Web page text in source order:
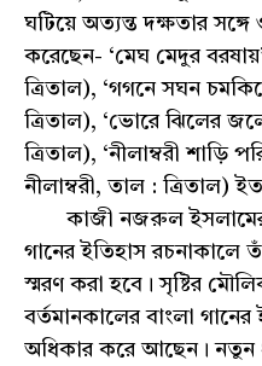
ঘটিয়ে অত্যন্ত দক্ষতার
করেছেন- ‘মেঘ মেদুর
ত্রিতাল), ‘গগনে সঘন
ত্রিতাল), ‘ভোরে ঝিলের
ত্রিতাল), ‘নীলাম্বরী শাড়ি
নীলাম্বরী, তাল : ত্রিতাল)
কাজী নজরুল ইসলামের
গানের ইতিহাস রচনাকালে
স্মরণ করা হবে। সৃষ্টির
বর্তমানকালের বাংলা
অধিকার করে আছেন। নতুন